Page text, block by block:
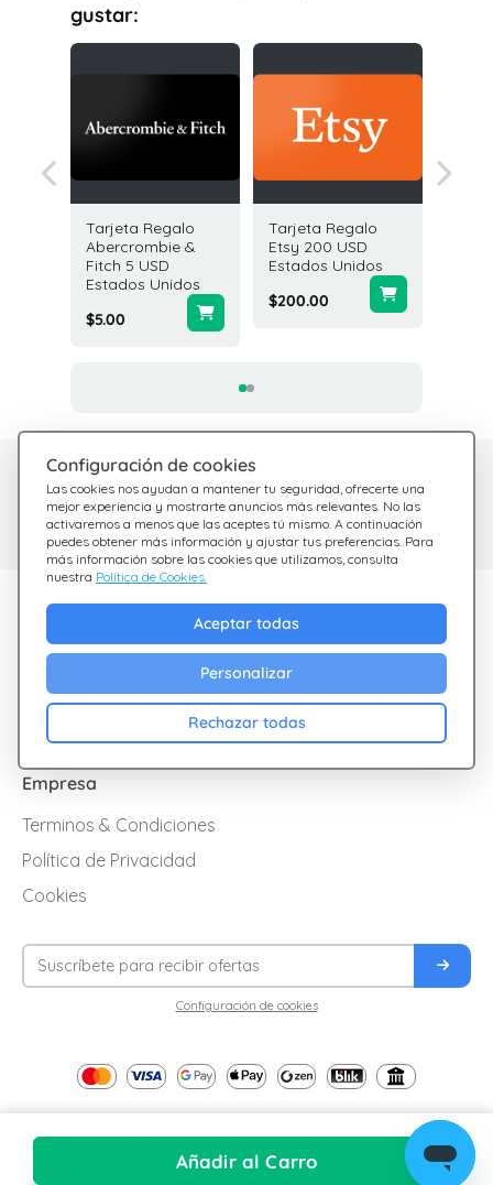
Añadir al Carro
gustar:
Tarjeta Regalo
Abercrombie &
Fitch 5 USD
Estados Unidos
$5.00
Tarjeta Regalo
Etsy 200 USD
Estados Unidos
$200.00
Configuración de cookies
Las cookies nos ayudan a mantener tu seguridad, ofrecerte una
mejor experiencia y mostrarte anuncios más relevantes. No las
activaremos a menos que las aceptes tú mismo. A continuación
puedes obtener más información y ajustar tus preferencias. Para
más información sobre las cookies que utilizamos, consulta
nuestra Política de Cookies.
Aceptar todas
Personalizar
Rechazar todas
¿Tienes dudas?
Estamos aquí para
ayudarte
Consulta nuestras
preguntas frecuentes
Descubre Giftsy
Ofertas
Cashback
Empresa
Terminos & Condiciones
Política de Privacidad
Cookies
Configuración de cookies
| All Rights Reserved